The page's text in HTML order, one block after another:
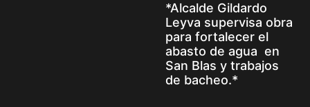
*Alcalde Gildardo
Leyva supervisa obra
para fortalecer el
abasto de agua en
San Blas y trabajos
de bacheo.*